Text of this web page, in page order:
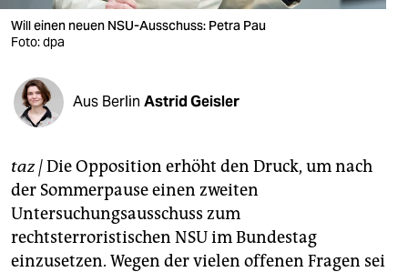
verlag
veranstaltungen
shop
fragen & hilfe
unterstützen
abo
genossenschaft
epaper login
Will einen neuen NSU-Ausschuss: Petra Pau
Foto: dpa
Aus Berlin Astrid Geisler
taz |Die Opposition erhöht den Druck, um nach
der Sommerpause einen zweiten
Untersuchungsausschuss zum
rechtsterroristischen NSU im Bundestag
einzusetzen. Wegen der vielen offenen Fragen sei